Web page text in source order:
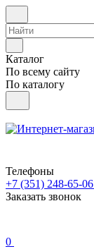
Каталог
По всему сайту
По каталогу
Телефоны
+7 (351) 248-65-06
Заказать звонок
0